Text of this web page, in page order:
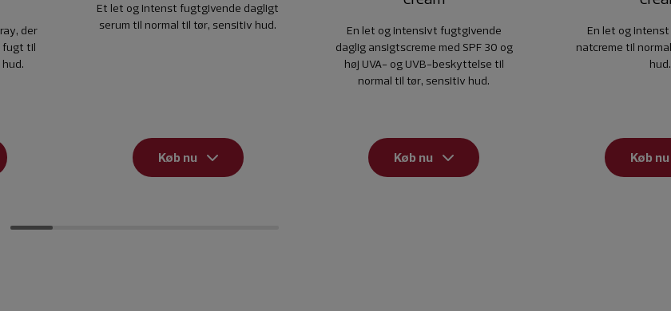
der
fugt til
Et let og intenst fugtgivende dagligt
serum til normal til tør, sensitiv hud.
Køb nu
En let og intensivt fugtgivende
daglig ansigtscreme med SPF 30 og
høj UVA- og UVB-beskyttelse til
normal til tør, sensitiv hud.
Køb nu
En let og
natcreme til
hud.
Køb nu